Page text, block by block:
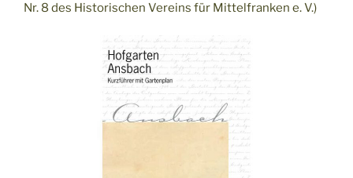
Nr. 8 des Historischen Vereins für Mittelfranken e. V.)